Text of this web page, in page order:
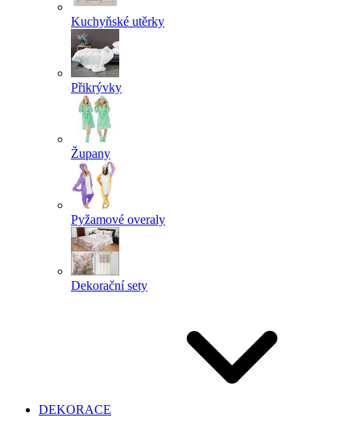
Kuchyňské utěrky
Přikrývky
Župany
Pyžamové overaly
Dekorační sety
DEKORACE